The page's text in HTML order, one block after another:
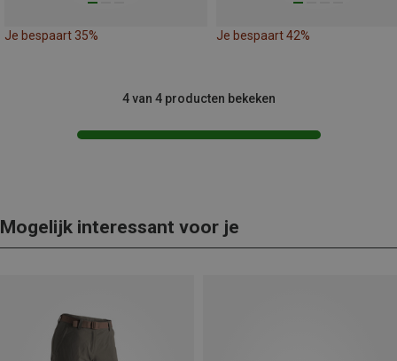
Je bespaart 35% Je bespaart 42%
4 van 4 producten bekeken
Mogelijk interessant voor je